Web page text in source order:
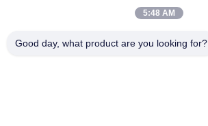
5:48 AM
Good day, what product are you looking for?